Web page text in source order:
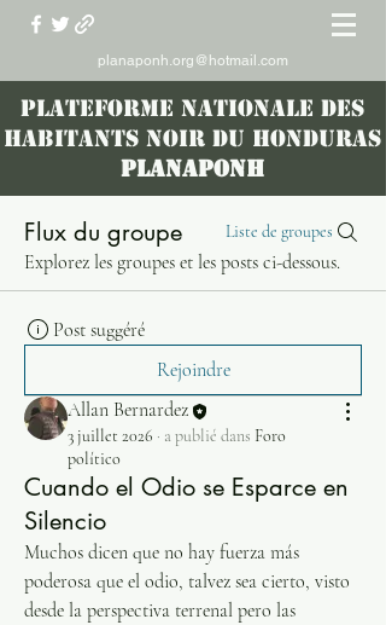
planaponh.org@hotmail.com
PLATEFORME NATIONALE DES
HABITANTS NOIR DU HONDURAS
PLANAPONH
Flux du groupe Liste de groupes
Explorez les groupes et les posts ci-dessous.
Post suggéré
Rejoindre
Allan Bernardez
3 juillet 2026 · a publié dans Foro
político
Cuando el Odio se Esparce en
Silencio
Muchos dicen que no hay fuerza más
poderosa que el odio, talvez sea cierto, visto
desde la perspectiva terrenal pero las